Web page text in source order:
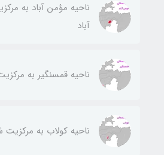
ناحيه مؤمن آباد به
آباد
ناحيه قمسنگير به
ناحيه كولاب به مركزيت